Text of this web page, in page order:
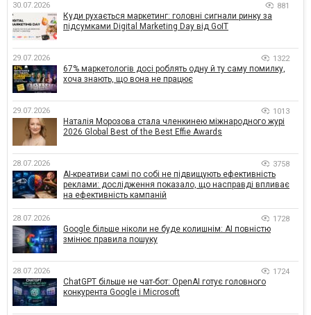
30.07.2026 881
Куди рухається маркетинг: головні сигнали ринку за
підсумками Digital Marketing Day від GoIT
29.07.2026 1322
67% маркетологів досі роблять одну й ту саму помилку,
хоча знають, що вона не працює
29.07.2026 1013
Наталія Морозова стала членкинею міжнародного журі
2026 Global Best of the Best Effie Awards
28.07.2026 3758
AI-креативи самі по собі не підвищують ефективність
реклами: дослідження показало, що насправді впливає
на ефективність кампаній
28.07.2026 1728
Google більше ніколи не буде колишнім: AI повністю
змінює правила пошуку
28.07.2026 1724
ChatGPT більше не чат-бот: OpenAI готує головного
конкурента Google і Microsoft